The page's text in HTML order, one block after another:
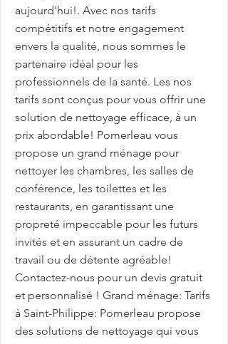
aujourd'hui!. Avec nos tarifs
compétitifs et notre engagement
envers la qualité, nous sommes le
partenaire idéal pour les
professionnels de la santé. Les nos
tarifs sont conçus pour vous offrir une
solution de nettoyage efficace, à un
prix abordable! Pomerleau vous
propose un grand ménage pour
nettoyer les chambres, les salles de
conférence, les toilettes et les
restaurants, en garantissant une
propreté impeccable pour les futurs
invités et en assurant un cadre de
travail ou de détente agréable!
Contactez-nous pour un devis gratuit
et personnalisé ! Grand ménage: Tarifs
à Saint-Philippe: Pomerleau propose
des solutions de nettoyage qui vous